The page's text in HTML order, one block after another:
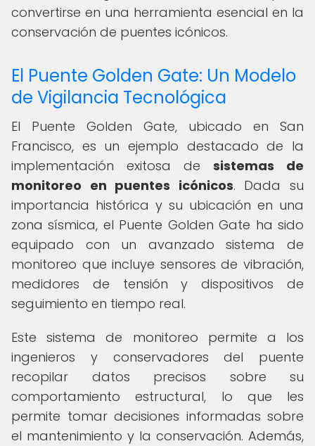
convertirse en una herramienta esencial en la
conservación de puentes icónicos.
El Puente Golden Gate: Un Modelo
de Vigilancia Tecnológica
El Puente Golden Gate, ubicado en San
Francisco, es un ejemplo destacado de la
implementación exitosa de sistemas de
monitoreo en puentes icónicos. Dada su
importancia histórica y su ubicación en una
zona sísmica, el Puente Golden Gate ha sido
equipado con un avanzado sistema de
monitoreo que incluye sensores de vibración,
medidores de tensión y dispositivos de
seguimiento en tiempo real.
Este sistema de monitoreo permite a los
ingenieros y conservadores del puente
recopilar datos precisos sobre su
comportamiento estructural, lo que les
permite tomar decisiones informadas sobre
el mantenimiento y la conservación. Además,